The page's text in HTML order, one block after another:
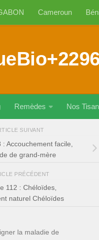
Cameroun
Remèdes Nos
SUIVANT
: Accouchement facile,
de grand-mère
PRÉCÉDENT
112 : Chéloïdes,
naturel Chéloïdes
la maladie de